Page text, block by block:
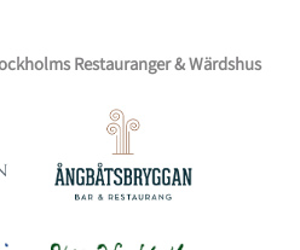
Restauranger & Wärdshus